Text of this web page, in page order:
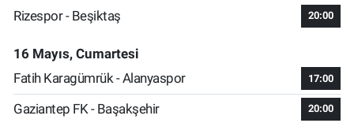
Rizespor - Beşiktaş
20:00
16 Mayıs, Cumartesi
Fatih Karagümrük - Alanyaspor
17:00
Gaziantep FK - Başakşehir 20:00